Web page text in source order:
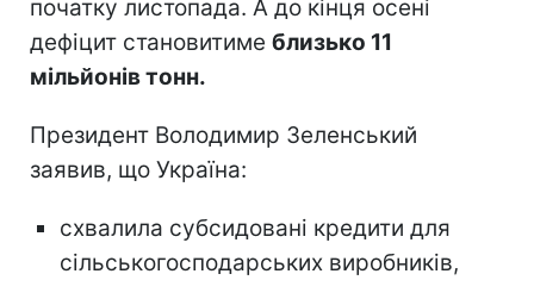
початку листопада. А до кінця осені
дефіцит становитиме близько 11
мільйонів тонн.
Президент Володимир Зеленський
заявив, що Україна:
схвалила субсидовані кредити для
сільськогосподарських виробників,